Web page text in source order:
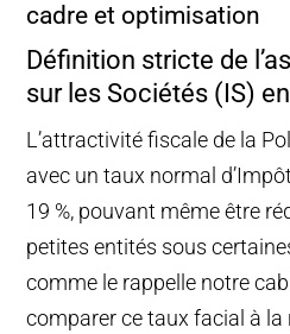
cadre et optimisation
Définition stricte de
sur les Sociétés (IS)
L’attractivité fiscale de la
avec un taux normal
19 %, pouvant même être
petites entités sous
comme le rappelle notre
comparer ce taux facial à